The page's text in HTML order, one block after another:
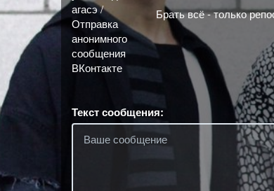
Брать всё - только
Текст сообщения: